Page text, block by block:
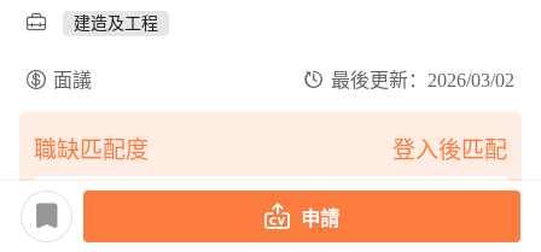
建造及工程
面議 最後更新：2026/03/02
職缺匹配度 登入後匹配
申請